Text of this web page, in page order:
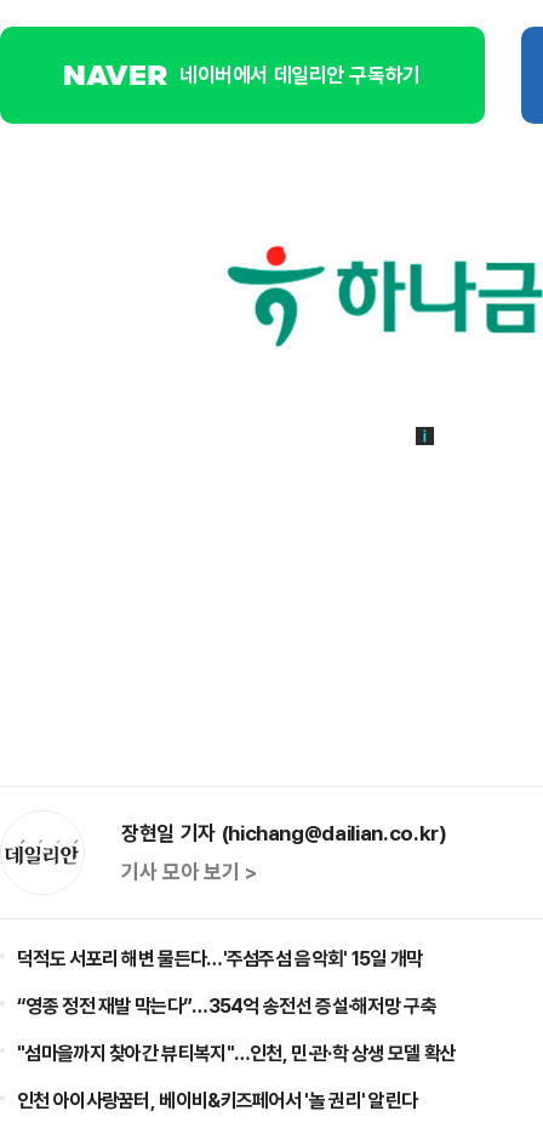
네이버에서 데일리안 구독하기
장현일 기자 (hichang@dailian.co.kr)
기사 모아 보기 >
덕적도 서포리 해변 물든다…'주섬주섬 음악회' 15일 개막
“영종 정전 재발 막는다”…354억 송전선 증설·해저망 구축
"섬마을까지 찾아간 뷰티복지"…인천, 민·관·학 상생 모델 확산
인천 아이사랑꿈터, 베이비&키즈페어서 '놀 권리' 알린다